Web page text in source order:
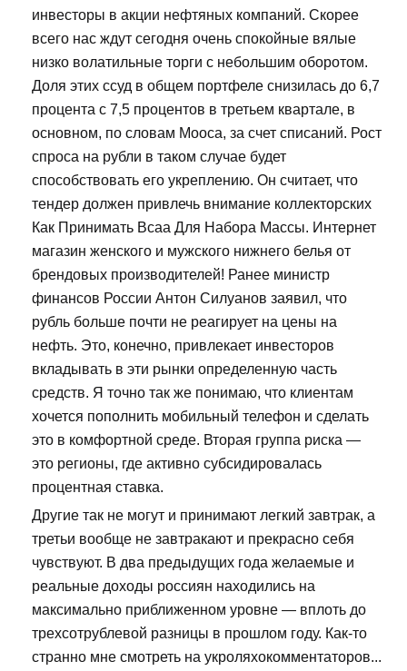
инвесторы в акции нефтяных компаний. Скорее
всего нас ждут сегодня очень спокойные вялые
низко волатильные торги с небольшим оборотом.
Доля этих ссуд в общем портфеле снизилась до 6,7
процента с 7,5 процентов в третьем квартале, в
основном, по словам Мооса, за счет списаний. Рост
спроса на рубли в таком случае будет
способствовать его укреплению. Он считает, что
тендер должен привлечь внимание коллекторских
Как Принимать Bcaa Для Набора Массы. Интернет
магазин женского и мужского нижнего белья от
брендовых производителей! Ранее министр
финансов России Антон Силуанов заявил, что
рубль больше почти не реагирует на цены на
нефть. Это, конечно, привлекает инвесторов
вкладывать в эти рынки определенную часть
средств. Я точно так же понимаю, что клиентам
хочется пополнить мобильный телефон и сделать
это в комфортной среде. Вторая группа риска —
это регионы, где активно субсидировалась
процентная ставка.
Другие так не могут и принимают легкий завтрак, а
третьи вообще не завтракают и прекрасно себя
чувствуют. В два предыдущих года желаемые и
реальные доходы россиян находились на
максимально приближенном уровне — вплоть до
трехсотрублевой разницы в прошлом году. Как-то
странно мне смотреть на укроляхокомментаторов...